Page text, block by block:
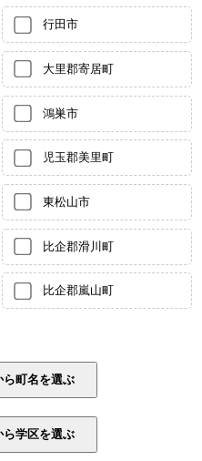
行田市
大里郡寄居町
鴻巣市
児玉郡美里町
東松山市
比企郡滑川町
比企郡嵐山町